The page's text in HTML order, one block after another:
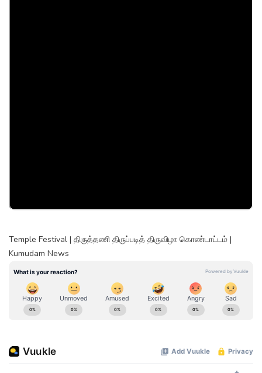
Temple Festival | திருத்தணி திருப்படித் திருவிழா கொண்டாட்டம் |
Kumudam News